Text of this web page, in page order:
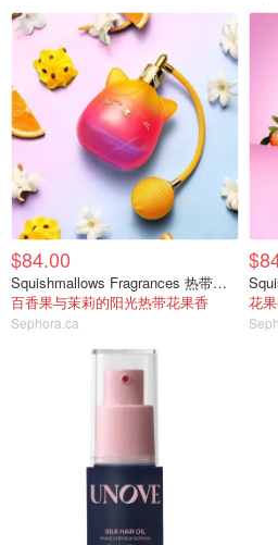
$84.00
Squishmallows Fragrances 热带日落香水 100ml
百香果与茉莉的阳光热带花果香
Sephora.ca
花